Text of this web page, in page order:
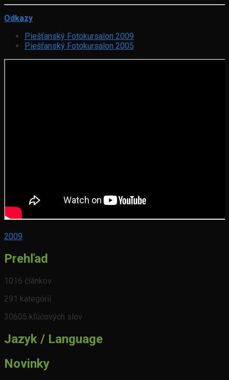
Odkazy
Piešťanský Fotokursalon 2009
Piešťanský Fotokursalon 2005
2009
Prehľad
1016 článkov
291 kategórií
30605 kľúčových slov
Jazyk / Language
Novinky